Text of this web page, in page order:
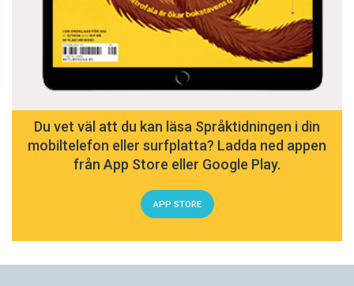
Du vet väl att du kan läsa Språktidningen i din
mobiltelefon eller surfplatta? Ladda ned appen
från App Store eller Google Play.
APP STORE